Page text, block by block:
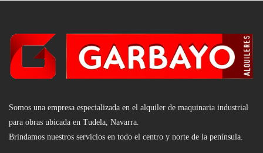
Somos una empresa especializada en el alquiler de maquinaria industrial
para obras ubicada en Tudela, Navarra.
Brindamos nuestros servicios en todo el centro y norte de la península.